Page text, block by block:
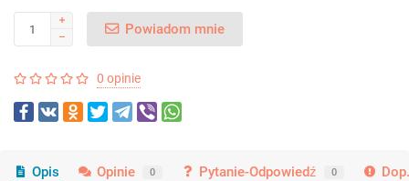
Powiadom mnie
0 opinie
Opis Opinie 0 Pytanie-Odpowiedź 0